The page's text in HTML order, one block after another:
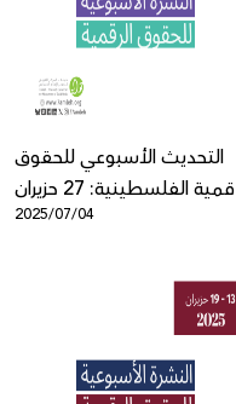
التحديث الأسبوعي للحقوق
الرقمية الفلسطينية: 27 حزيران
- 3 تموز
2025/07/04